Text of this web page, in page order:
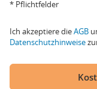
* Pflichtfelder
Ich akzeptiere dieAGB
Datenschutzhinweise